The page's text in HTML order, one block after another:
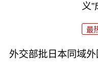
义
最
外交部批日本同域